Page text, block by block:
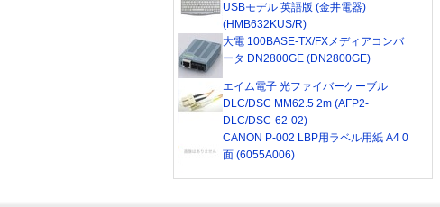
USBモデル 英語版 (金井電器)
(HMB632KUS/R)
大電 100BASE-TX/FXメディアコンバ
ータ DN2800GE (DN2800GE)
エイム電子 光ファイバーケーブル
DLC/DSC MM62.5 2m (AFP2-
DLC/DSC-62-02)
CANON P-002 LBP用ラベル用紙 A4 0
面 (6055A006)